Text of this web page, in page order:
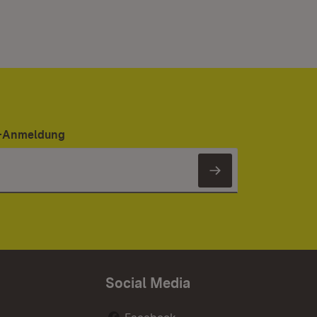
Newsletter
Social Media